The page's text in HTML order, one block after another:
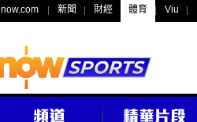
now.com 新聞 財經 體育 Viu